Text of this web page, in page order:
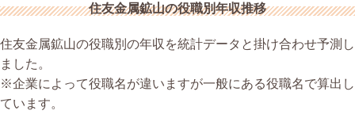
住友金属鉱山の役職別年収推移
住友金属鉱山の役職別の年収を統計データと掛け合わせ予測し
ました。
※企業によって役職名が違いますが一般にある役職名で算出し
ています。